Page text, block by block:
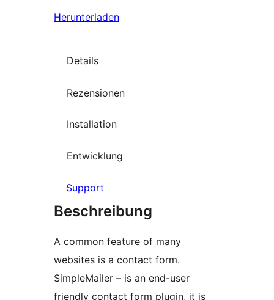
Herunterladen
Details
Rezensionen
Installation
Entwicklung
Support
Beschreibung
A common feature of many
websites is a contact form.
SimpleMailer – is an end-user
friendly contact form plugin, it is